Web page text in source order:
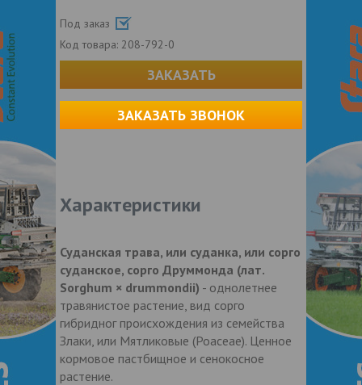
Под заказ
Код товара: 208-792-0
ЗАКАЗАТЬ
ЗАКАЗАТЬ ЗВОНОК
Характеристики
Суданская трава, или суданка, или сорго
суданское, сорго Друммонда (лат.
Sorghum × drummondii) - однолетнее
травянистое растение, вид сорго
гибридног происхождения из семейства
Злаки, или Мятликовые (Poaceae). Ценное
кормовое пастбищное и сенокосное
растение.